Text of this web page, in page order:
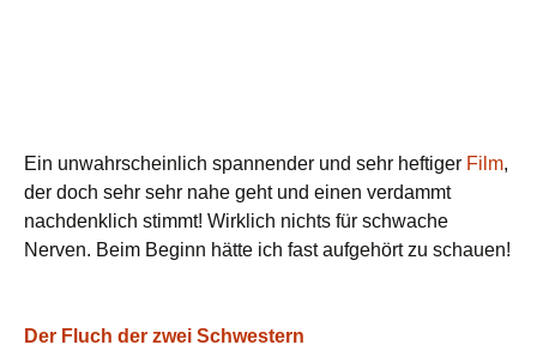
Ein unwahrscheinlich spannender und sehr heftiger Film,
der doch sehr sehr nahe geht und einen verdammt
nachdenklich stimmt! Wirklich nichts für schwache
Nerven. Beim Beginn hätte ich fast aufgehört zu schauen!
Der Fluch der zwei Schwestern